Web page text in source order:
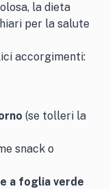
la dieta
per la salute
accorgimenti:
(se tolleri la
snack o
a foglia verde